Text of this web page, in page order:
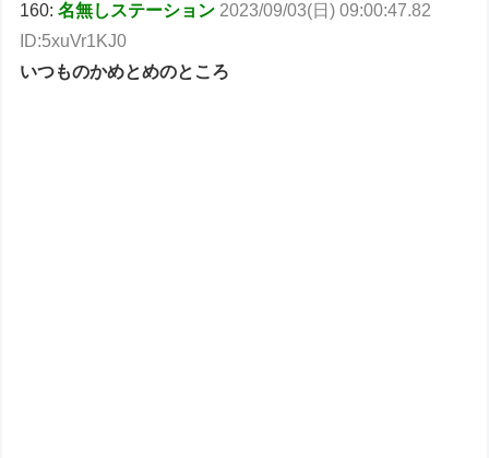
160:名無しステーション 2023/09/03(日) 09:00:47.82
ID:5xuVr1KJ0
いつものかめとめのところ